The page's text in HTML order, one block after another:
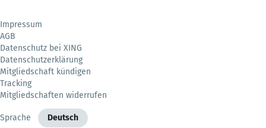
Impressum
AGB
Datenschutz bei XING
Datenschutzerklärung
Mitgliedschaft kündigen
Tracking
Mitgliedschaften widerrufen
Sprache Deutsch